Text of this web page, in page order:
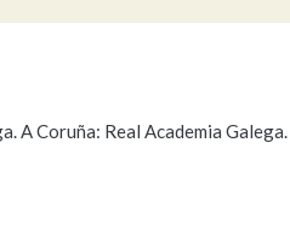
a definición
A Coruña: Real Academia Galega.